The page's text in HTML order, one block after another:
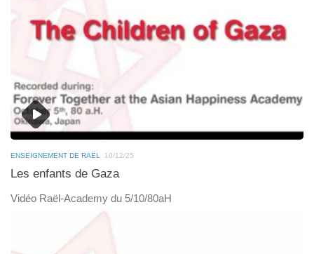
ENSEIGNEMENT DE RAËL 10/12/25
Les enfants de Gaza
Vidéo Raël-Academy du 5/10/80aH